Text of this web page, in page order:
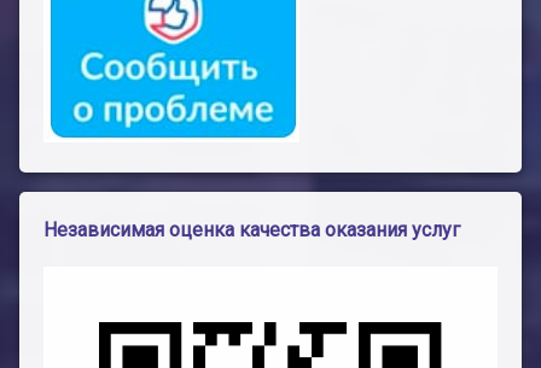
Независимая оценка качества оказания услуг